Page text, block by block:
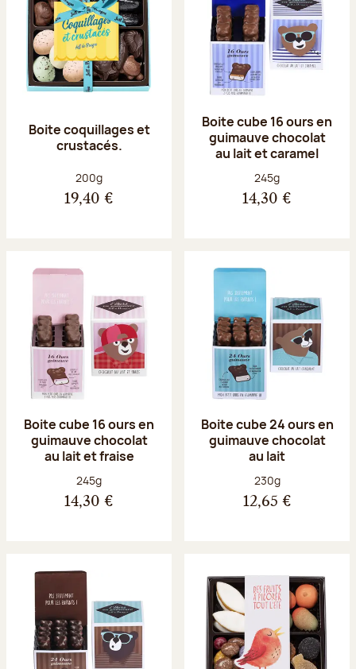
Boite coquillages et
crustacés.
Poids net :
200g
19,40 €
Boite cube 16 ours en
guimauve chocolat
au lait et caramel
Poids net :
245g
14,30 €
Boite cube 16 ours en
guimauve chocolat
au lait et fraise
Poids net :
245g
14,30 €
Boite cube 24 ours en
guimauve chocolat
au lait
Poids net :
230g
12,65 €